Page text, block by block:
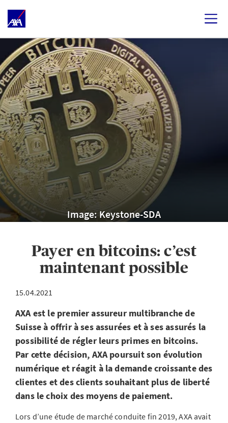
Image: Keystone-SDA
Payer en bitcoins: c’est
maintenant possible
15.04.2021
AXA est le premier assureur multibranche de
Suisse à offrir à ses assurées et à ses assurés la
possibilité de régler leurs primes en bitcoins.
Par cette décision, AXA poursuit son évolution
numérique et réagit à la demande croissante des
clientes et des clients souhaitant plus de liberté
dans le choix des moyens de paiement.
Lors d’une étude de marché conduite fin 2019, AXA avait